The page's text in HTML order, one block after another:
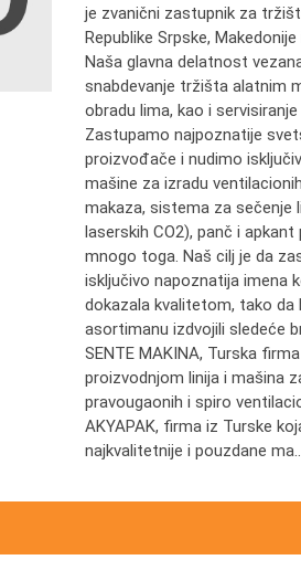
je zvanični zastupnik za
Republike Srpske, Makedonije
Naša glavna delatnost
snabdevanje tržišta alatnim
obradu lima, kao i
Zastupamo najpoznatije
proizvođače i nudimo
mašine za izradu
makaza, sistema za sečenje
laserskih CO2), panč i apkant
mnogo toga. Naš cilj je da
isključivo napoznatija imena
dokazala kvalitetom, tako da
asortimanu izdvojili sledeće
SENTE MAKINA, Turska
proizvodnjom linija i mašina
pravougaonih i spiro
AKYAPAK, firma iz Turske
najkvalitetnije i pouzdane